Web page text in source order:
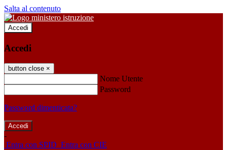
Salta al contenuto
Accedi
Accedi
button close ×
Nome Utente
Password
Password dimenticata?
-
Entra con SPID Entra con CIE